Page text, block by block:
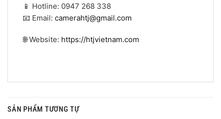
📱 Hotline: 0947 268 338
📧 Email: camerahtj@gmail.com
🌐 Website: https://htjvietnam.com
SẢN PHẨM TƯƠNG TỰ